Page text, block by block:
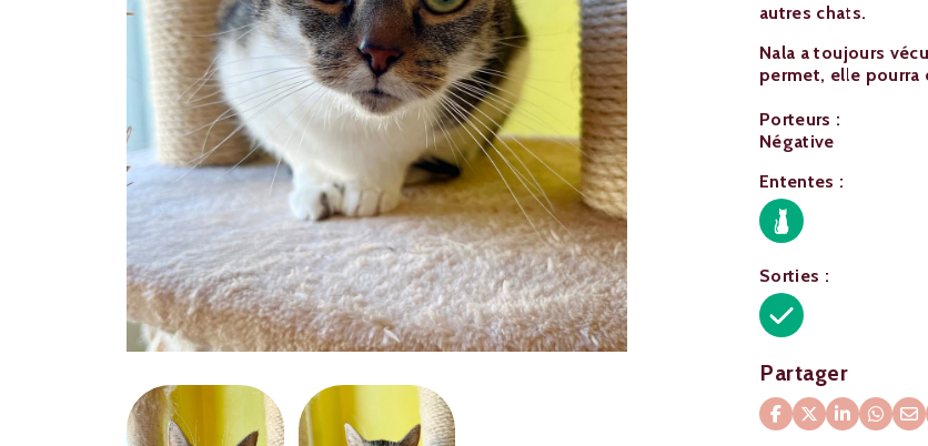
autres chats.
Nala a toujours
permet, elle
Porteurs :
Négative
Ententes :
Sorties :
Partager